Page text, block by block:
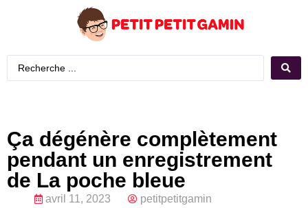
Ça dégénère complètement
pendant un enregistrement
de La poche bleue
avril 11, 2023
petitpetitgamin